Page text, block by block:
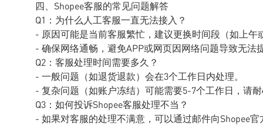
四、Shopee客服的常见问题解答
Q1：为什么人工客服一直无法接入？
- 原因可能是当前客服繁忙，建议更换时间段（如上午
- 确保网络通畅，避免APP或网页因网络问题导致无法
Q2：客服处理时间需要多久？
- 一般问题（如退货退款）会在3个工作日内处理。
- 复杂问题（如账户冻结）可能需要5-7个工作日，请
Q3：如何投诉Shopee客服处理不当？
- 如果对客服的处理不满意，可以通过邮件向Shopee